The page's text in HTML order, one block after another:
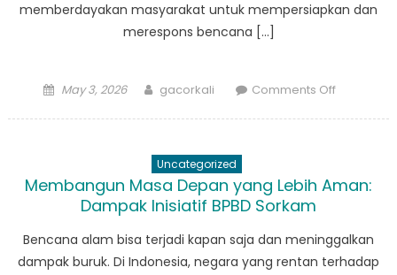
memberdayakan masyarakat untuk mempersiapkan dan
merespons bencana […]
Posted
May 3, 2026 Author
gacorkali Comments Offon
Sukses
Uncategorized
Membangun Masa Depan yang Lebih Aman:
Dampak Inisiatif BPBD Sorkam
Bencana alam bisa terjadi kapan saja dan meninggalkan
dampak buruk. Di Indonesia, negara yang rentan terhadap